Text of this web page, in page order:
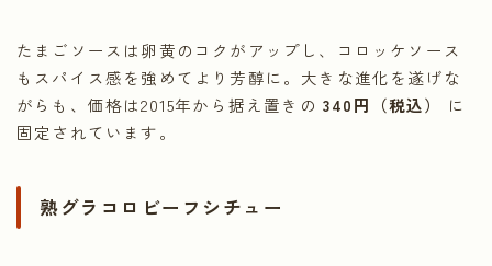
たまごソースは卵黄のコクがアップし、コロッケソース
もスパイス感を強めてより芳醇に。大きな進化を遂げな
がらも、価格は2015年から据え置きの 340円（税込）
に
固定されています。
熟グラコロビーフシチュー